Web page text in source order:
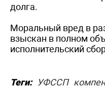
долга.
Моральный вред в
взыскан в полном
исполнительский
Теги: УФССП